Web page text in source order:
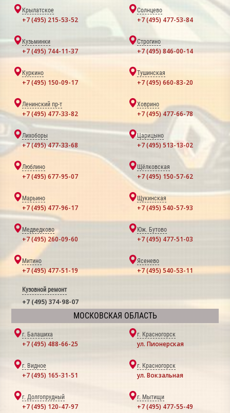
Крылатское
+7 (495) 215-53-52
Солнцево
+7 (495) 477-53-84
Кузьминки
+7 (495) 744-11-37
Строгино
+7 (495) 846-00-14
Куркино
+7 (495) 150-09-17
Тушинская
+7 (495) 660-83-20
Ленинский пр-т
+7 (495) 477-33-82
Ховрино
+7 (495) 477-66-78
Лихоборы
+7 (495) 477-33-68
Царицыно
+7 (495) 513-13-02
Люблино
+7 (495) 677-95-07
Щёлковская
+7 (495) 150-57-62
Марьино
+7 (495) 477-96-17
Щукинская
+7 (495) 540-57-93
Медведково
+7 (495) 260-09-60
Юж. Бутово
+7 (495) 477-51-03
Митино
+7 (495) 477-51-19
Ясенево
+7 (495) 540-53-11
Кузовной ремонт
+7 (495) 374-98-07
МОСКОВСКАЯ ОБЛАСТЬ
г. Балашиха
+7 (495) 488-66-25
г. Красногорск
ул. Пионерская
г. Видное
+7 (495) 165-31-51
г. Красногорск
ул. Вокзальная
г. Долгопрудный
+7 (495) 120-47-97
г. Мытищи
+7 (495) 477-55-49